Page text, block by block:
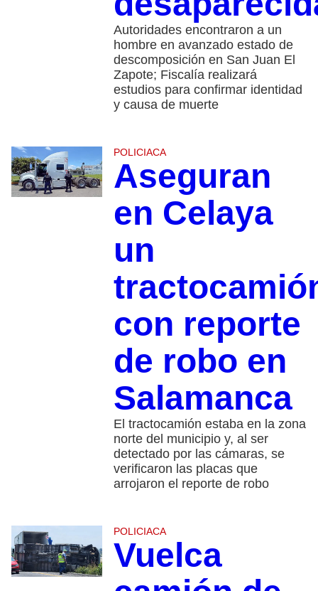
Autoridades encontraron a un
hombre en avanzado estado de
descomposición en San Juan El
Zapote; Fiscalía realizará
estudios para confirmar identidad
y causa de muerte
POLICIACA
Aseguran
en Celaya
un
con reporte
de robo en
Salamanca
El tractocamión estaba en la zona
norte del municipio y, al ser
detectado por las cámaras, se
verificaron las placas que
arrojaron el reporte de robo
POLICIACA
Vuelca